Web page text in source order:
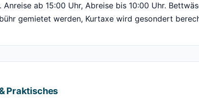
Anreise ab 15:00 Uhr, Abreise bis 10:00 Uhr.
gemietet werden, Kurtaxe wird gesondert
Praktisches